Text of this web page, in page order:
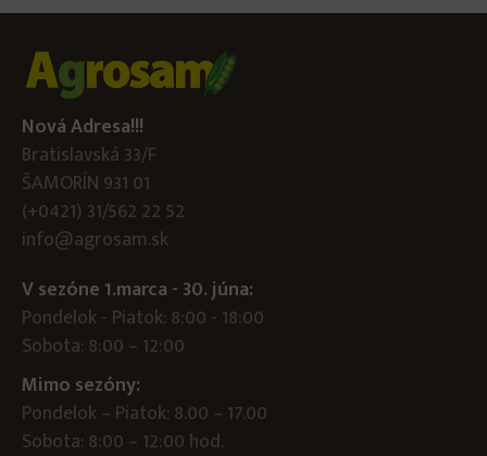
Nová Adresa!!!
Bratislavská 33/F
ŠAMORÍN 931 01
(+0421) 31/562 22 52
info@agrosam.sk
V sezóne 1.marca - 30. júna:
Pondelok - Piatok: 8:00 - 18:00
Sobota: 8:00 – 12:00
Mimo sezóny:
Pondelok – Piatok: 8.00 – 17.00
Sobota: 8:00 – 12:00 hod.